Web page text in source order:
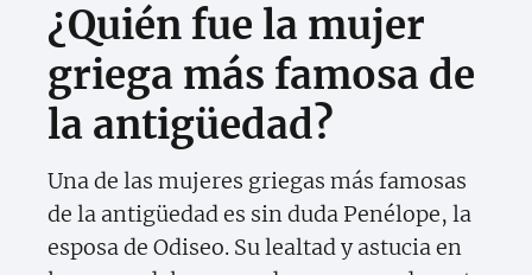
¿Quién fue la mujer
griega más famosa de
la antigüedad?
Una de las mujeres griegas más famosas
de la antigüedad es sin duda Penélope, la
esposa de Odiseo. Su lealtad y astucia en